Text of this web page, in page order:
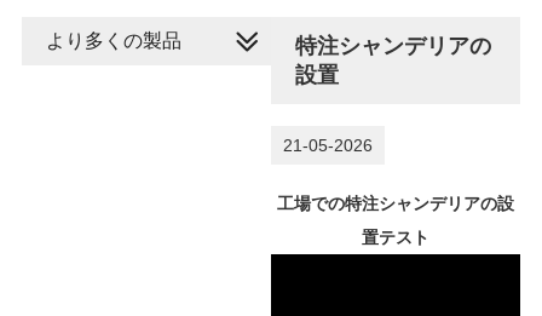
特注シャンデリアの
設置
21-05-2026
工場での特注シャンデリアの設
置テスト
より多くの製品